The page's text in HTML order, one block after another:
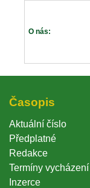
O nás:
Časopi
Aktuální číslo
Předplatné
Redakce
Termíny vycházení
Inzerce